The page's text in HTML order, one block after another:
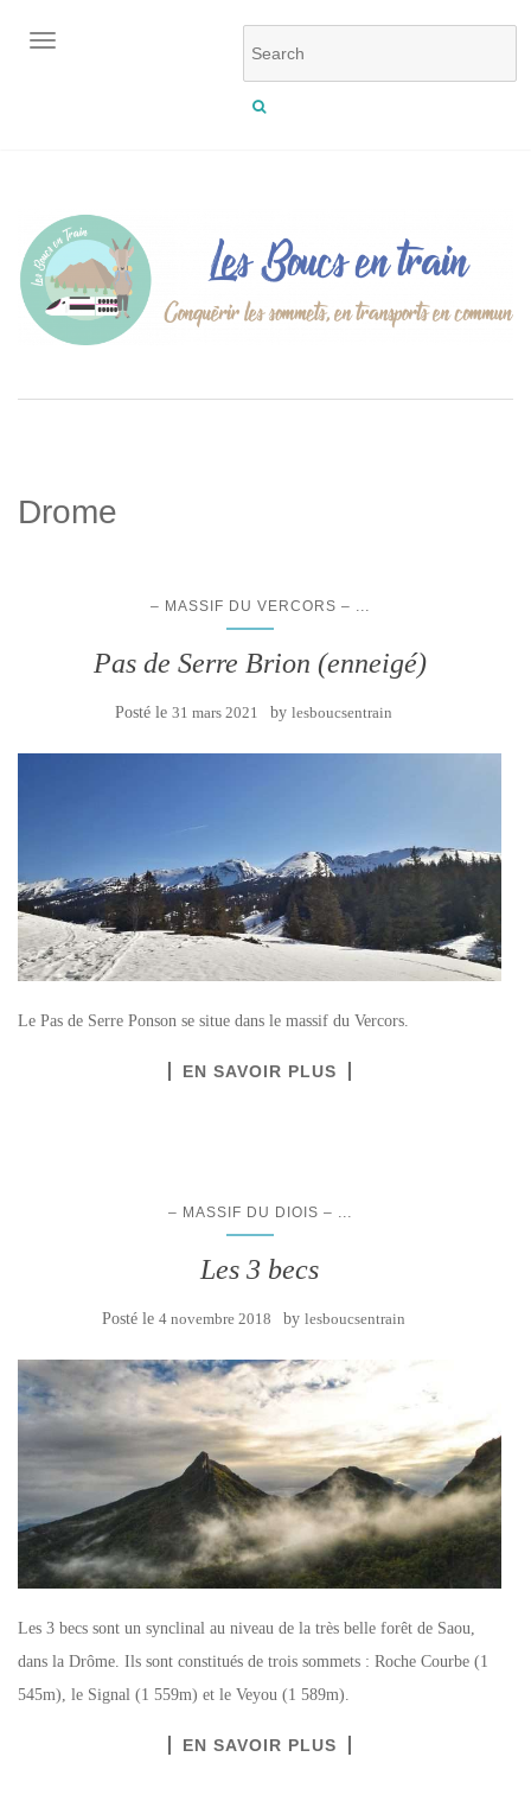
OUVRIR/FERMER LA NAVIGATION
Drome
– MASSIF DU VERCORS –
Pas de Serre Brion (enneigé)
Posté le 31 mars 2021 by lesboucsentrain
Le Pas de Serre Ponson se situe dans le massif du Vercors.
EN SAVOIR PLUS
– MASSIF DU DIOIS – ...
Les 3 becs
Posté le 4 novembre 2018 by lesboucsentrain
Les 3 becs sont un synclinal au niveau de la très belle forêt de Saou,
dans la Drôme. Ils sont constitués de trois sommets : Roche Courbe (1
545m), le Signal (1 559m) et le Veyou (1 589m).
EN SAVOIR PLUS